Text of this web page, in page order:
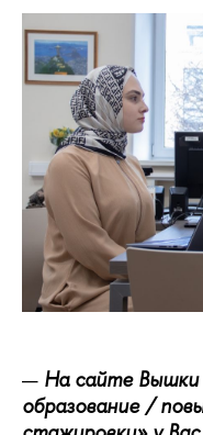
На сайте Вышки
образование /